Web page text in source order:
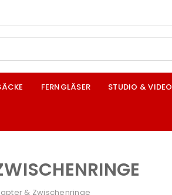
FERNGLÄSER STUDIO & VIDEO
& Zwischenringe